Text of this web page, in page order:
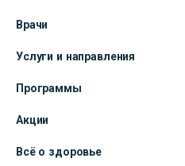
Врачи
Услуги и направления
Программы
Акции
Всё о здоровье